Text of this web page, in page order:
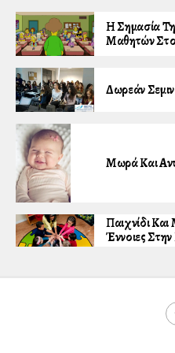
Η Σημασία
Μαθητών Στο
Δωρεάν
Μωρά Και
Παιχνίδι
Έννοιες